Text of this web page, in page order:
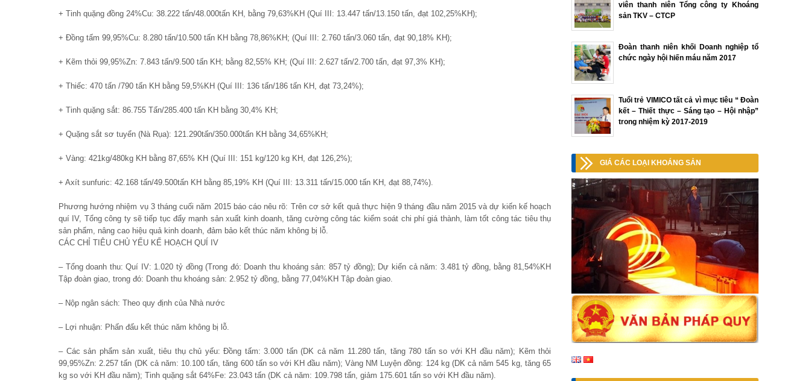
+ Tinh quặng đồng 24%Cu: 38.222 tấn/48.000tấn KH, bằng 79,63%KH (Quí III: 13.447 tấn/13.150 tấn, đạt 102,25%KH);
+ Đồng tấm 99,95%Cu: 8.280 tấn/10.500 tấn KH bằng 78,86%KH; (Quí III: 2.760 tấn/3.060 tấn, đạt 90,18% KH);
+ Kẽm thỏi 99,95%Zn: 7.843 tấn/9.500 tấn KH; bằng 82,55% KH; (Quí III: 2.627 tấn/2.700 tấn, đạt 97,3% KH);
+ Thiếc: 470 tấn /790 tấn KH bằng 59,5%KH (Quí III: 136 tấn/186 tấn KH, đạt 73,24%);
+ Tinh quặng sắt: 86.755 Tấn/285.400 tấn KH bằng 30,4% KH;
+ Quặng sắt sơ tuyển (Nà Rụa): 121.290tấn/350.000tấn KH bằng 34,65%KH;
+ Vàng: 421kg/480kg KH bằng 87,65% KH (Quí III: 151 kg/120 kg KH, đạt 126,2%);
+ Axít sunfuric: 42.168 tấn/49.500tấn KH bằng 85,19% KH (Quí III: 13.311 tấn/15.000 tấn KH, đạt 88,74%).
Phương hướng nhiệm vụ 3 tháng cuối năm 2015 báo cáo nêu rõ: Trên cơ sở kết quả thực hiện 9 tháng đầu năm 2015 và dự kiến kế hoạch
quí IV, Tổng công ty sẽ tiếp tục đẩy mạnh sản xuất kinh doanh, tăng cường công tác kiểm soát chi phí giá thành, làm tốt công tác tiêu thụ
sản phẩm, nâng cao hiệu quả kinh doanh, đảm bảo kết thúc năm không bị lỗ.
CÁC CHỈ TIÊU CHỦ YẾU KẾ HOẠCH QUÍ IV
– Tổng doanh thu: Quí IV: 1.020 tỷ đồng (Trong đó: Doanh thu khoáng sản: 857 tỷ đồng); Dự kiến cả năm: 3.481 tỷ đồng, bằng 81,54%KH
Tập đoàn giao, trong đó: Doanh thu khoáng sản: 2.952 tỷ đồng, bằng 77,04%KH Tập đoàn giao.
– Nộp ngân sách: Theo quy định của Nhà nước
– Lợi nhuận: Phấn đấu kết thúc năm không bị lỗ.
– Các sản phẩm sản xuất, tiêu thụ chủ yếu: Đồng tấm: 3.000 tấn (DK cả năm 11.280 tấn, tăng 780 tấn so với KH đầu năm); Kẽm thỏi
99,95%Zn: 2.257 tấn (DK cả năm: 10.100 tấn, tăng 600 tấn so với KH đầu năm); Vàng NM Luyện đồng: 124 kg (DK cả năm 545 kg, tăng 65
kg so với KH đầu năm); Tinh quặng sắt 64%Fe: 23.043 tấn (DK cả năm: 109.798 tấn, giảm 175.601 tấn so với KH đầu năm).
viên thanh niên Tổng công ty Khoáng
sản TKV – CTCP
Đoàn thanh niên khối Doanh nghiệp tổ
chức ngày hội hiến máu năm 2017
Tuổi trẻ VIMICO tất cả vì mục tiêu “ Đoàn
kết – Thiết thực – Sáng tạo – Hội nhập”
trong nhiệm kỳ 2017-2019
GIÁ CÁC LOẠI KHOÁNG SẢN